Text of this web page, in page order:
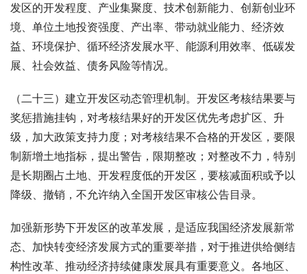
发区的开发程度、产业集聚度、技术创新能力、创新创业环
境、单位土地投资强度、产出率、带动就业能力、经济效
益、环境保护、循环经济发展水平、能源利用效率、低碳发
展、社会效益、债务风险等情况。
（二十三）建立开发区动态管理机制。开发区考核结果要与
奖惩措施挂钩，对考核结果好的开发区优先考虑扩区、升
级，加大政策支持力度；对考核结果不合格的开发区，要限
制新增土地指标，提出警告，限期整改；对整改不力，特别
是长期圈占土地、开发程度低的开发区，要核减面积或予以
降级、撤销，不允许纳入全国开发区审核公告目录。
加强新形势下开发区的改革发展，是适应我国经济发展新常
态、加快转变经济发展方式的重要举措，对于推进供给侧结
构性改革、推动经济持续健康发展具有重要意义。各地区、